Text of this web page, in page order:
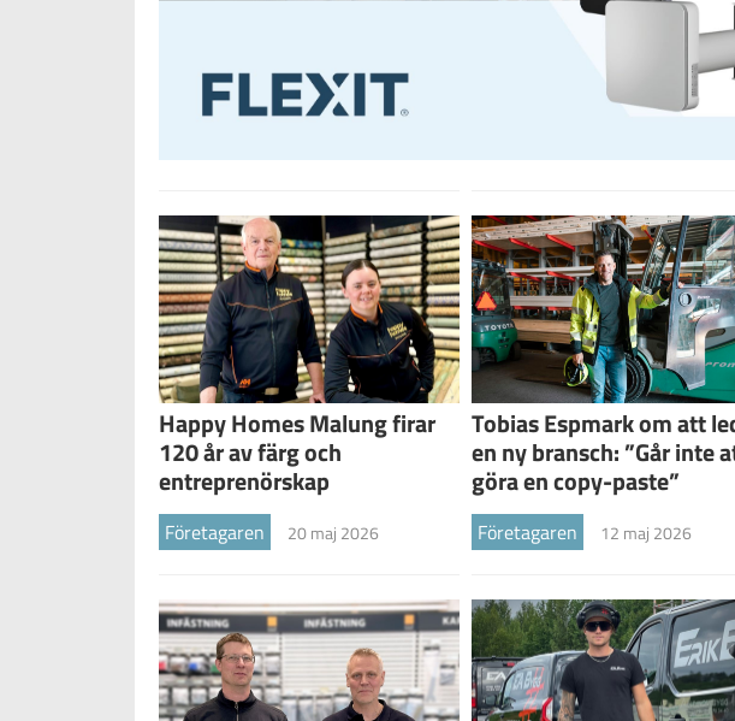
Happy Homes Malung firar
120 år av färg och
entreprenörskap
Företagaren 20 maj 2026
Tobias Espmark om att
en ny bransch: ”Går inte
göra en copy-paste”
Företagaren 12 maj 2026